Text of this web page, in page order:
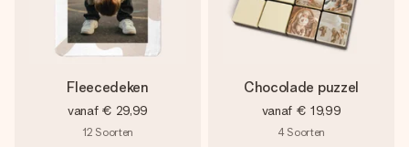
Fleecedeken
vanaf € 29,99
12 Soorten
Chocolade puzzel
vanaf € 19,99
4 Soorten